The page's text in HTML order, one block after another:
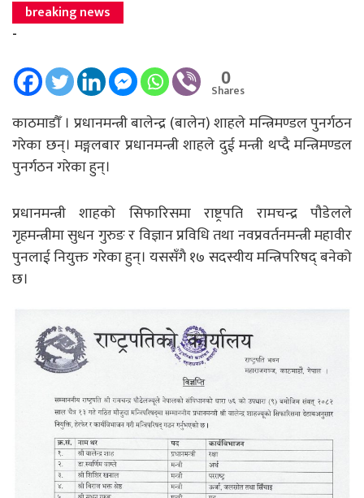
breaking news
-
0
Shares
काठमाडौँ । प्रधानमन्त्री बालेन्द्र (बालेन) शाहले मन्त्रिमण्डल पुनर्गठन
गरेका छन्। मङ्गलबार प्रधानमन्त्री शाहले दुई मन्त्री थप्दै मन्त्रिमण्डल
पुनर्गठन गरेका हुन्।
प्रधानमन्त्री शाहको सिफारिसमा राष्ट्रपति रामचन्द्र पौडेलले
गृहमन्त्रीमा सुधन गुरुङ र विज्ञान प्रविधि तथा नवप्रवर्तनमन्त्री महावीर
पुनलाई नियुक्त गरेका हुन्। यससँगै १७ सदस्यीय मन्त्रिपरिषद् बनेको
छ।